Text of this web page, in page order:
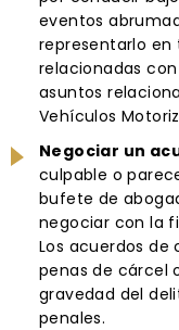
eventos
representarlo en
relacionadas
asuntos
Vehículos
Negociar un
culpable o
bufete de
negociar con la
Los acuerdos de
penas de cárcel
gravedad del
penales.